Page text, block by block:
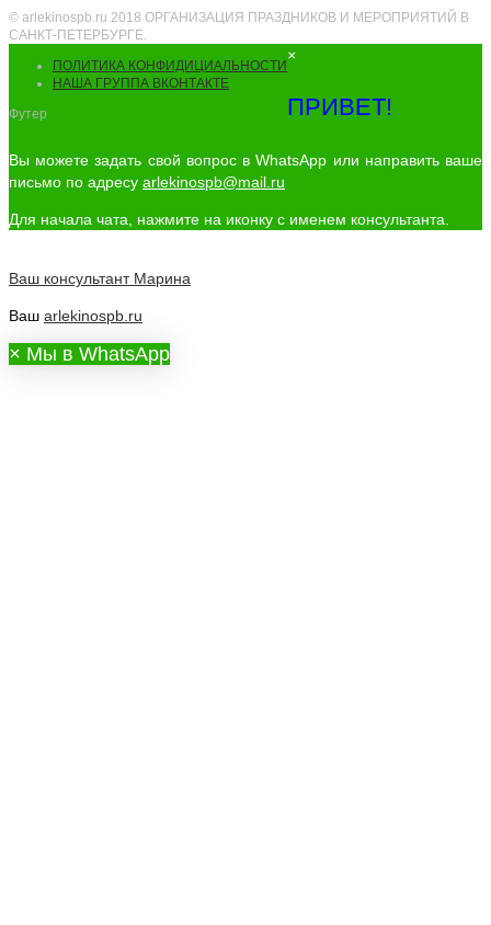
© arlekinospb.ru 2018 ОРГАНИЗАЦИЯ ПРАЗДНИКОВ И МЕРОПРИЯТИЙ В
САНКТ-ПЕТЕРБУРГЕ.
ПОЛИТИКА КОНФИДИЦИАЛЬНОСТИ
НАША ГРУППА ВКОНТАКТЕ
Футер
×
ПРИВЕТ!
Вы можете задать свой вопрос в WhatsApp или направить ваше
письмо по адресу arlekinospb@mail.ru
Для начала чата, нажмите на иконку с именем консультанта.
Ваш консультант Марина
Ваш arlekinospb.ru
× Мы в WhatsApp